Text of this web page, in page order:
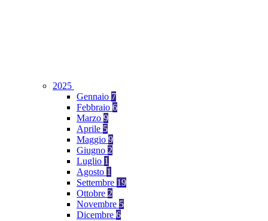
2025
Gennaio 7
Febbraio 6
Marzo 9
Aprile 5
Maggio 9
Giugno 2
Luglio 1
Agosto 1
Settembre 19
Ottobre 2
Novembre 5
Dicembre 6